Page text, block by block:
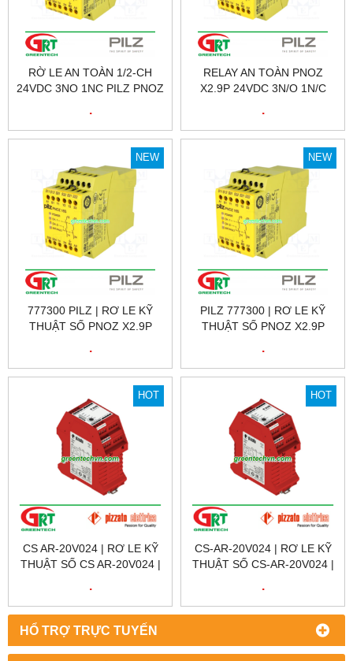
HỔ TRỢ TRỰC TUYẾN
RỜ LE AN TOÀN 1/2-CH
24VDC 3NO 1NC PILZ PNOZ
.
RELAY AN TOÀN PNOZ
X2.9P 24VDC 3N/O 1N/C
.
NEW
777300 PILZ | RƠ LE KỸ
THUẬT SỐ PNOZ X2.9P
.
NEW
PILZ 777300 | RƠ LE KỸ
THUẬT SỐ PNOZ X2.9P
.
HOT
CS AR-20V024 | RƠ LE KỸ
THUẬT SỐ CS AR-20V024 |
.
HOT
CS-AR-20V024 | RƠ LE KỸ
THUẬT SỐ CS-AR-20V024 |
.